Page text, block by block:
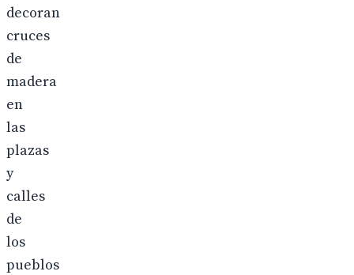
decoran
cruces
de
madera
en
las
plazas
y
calles
de
los
pueblos